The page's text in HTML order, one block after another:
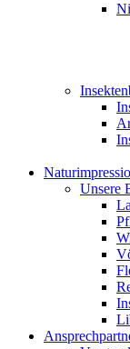
Unsere